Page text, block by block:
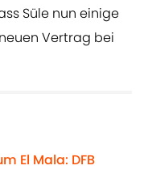
Süle nun einige
Vertrag bei
El Mala: DFB